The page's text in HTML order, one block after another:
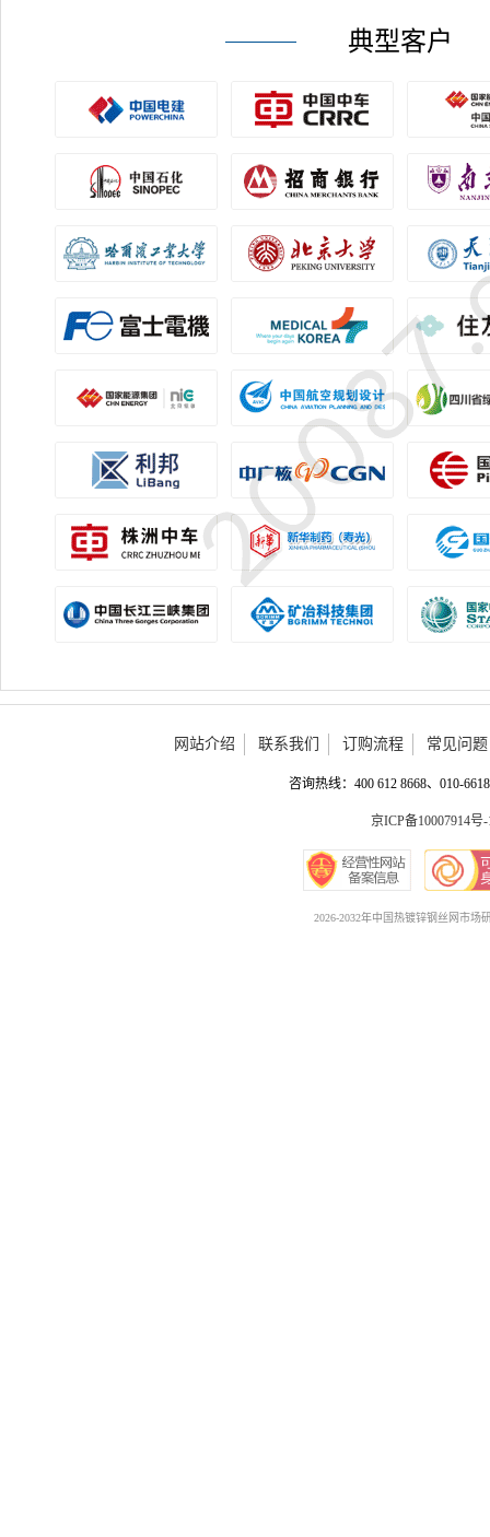
典型客户
网站介绍 联系我们 订购流程 常见问题
咨询热线：400 612 8668、010-
京ICP备10007914号-
2026-2032年中国热镀锌钢丝网市场